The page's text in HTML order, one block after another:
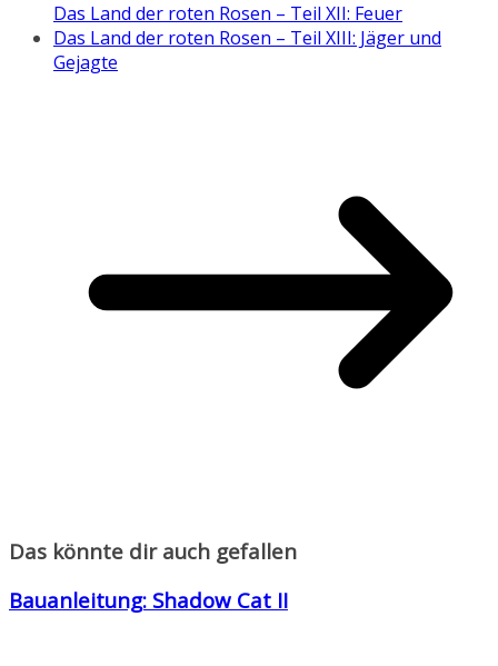
Das Land der roten Rosen – Teil XII: Feuer
Das Land der roten Rosen – Teil XIII: Jäger und
Gejagte
Das könnte dir auch gefallen
Bauanleitung: Shadow Cat II